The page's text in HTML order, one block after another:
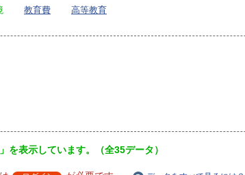
教育費 高等教育
を表示しています。（全35データ）